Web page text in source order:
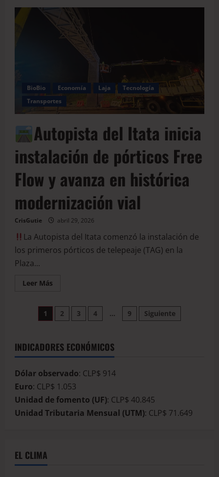
BioBio Economía Laja
Tecnología
Transportes
Autopista del Itata inicia
instalación de pórticos Free
Flow y avanza en histórica
modernización vial
CrisGutie abril 29, 2026
La Autopista del Itata comenzó la instalación de
los primeros pórticos de telepeaje (TAG) en la
Plaza...
Leer Más
1 2 3 4 … 9 Siguiente
INDICADORES ECONÓMICOS
Dólar observado: CLP$ 914
Euro: CLP$ 1.053
Unidad de fomento (UF): CLP$ 40.845
Unidad Tributaria Mensual (UTM): CLP$ 71.649
EL CLIMA